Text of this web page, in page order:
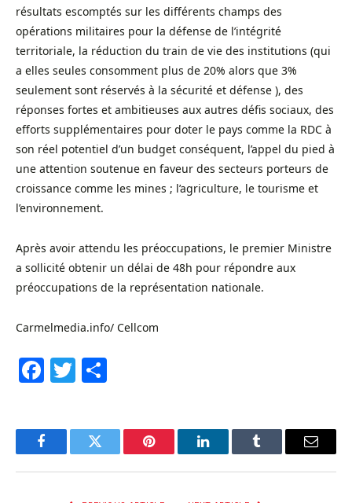
résultats escomptés sur les différents champs des
opérations militaires pour la défense de l’intégrité
territoriale, la réduction du train de vie des institutions (qui
a elles seules consomment plus de 20% alors que 3%
seulement sont réservés à la sécurité et défense ), des
réponses fortes et ambitieuses aux autres défis sociaux, des
efforts supplémentaires pour doter le pays comme la RDC à
son réel potentiel d’un budget conséquent, l’appel du pied à
une attention soutenue en faveur des secteurs porteurs de
croissance comme les mines ; l’agriculture, le tourisme et
l’environnement.
Après avoir attendu les préoccupations, le premier Ministre
a sollicité obtenir un délai de 48h pour répondre aux
préoccupations de la représentation nationale.
Carmelmedia.info/ Cellcom
Facebook
Twitter
FacebookTwitter Pinterest LinkedInTumblr Email